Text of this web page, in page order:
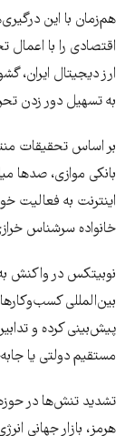
هم‌زمان با این
اقتصادی را با
ارز دیجیتال ایران،
به تسهیل دور زدن
بر اساس تحقیقات
بانکی موازی، صدها
اینترنت به فعالیت
خانواده سرشناس
نوبیتکس در واکنش
بین‌المللی
پیش‌بینی کرده و
مستقیم دولتی یا
تشدید تنش‌ها در
هرمز، بازار جهانی